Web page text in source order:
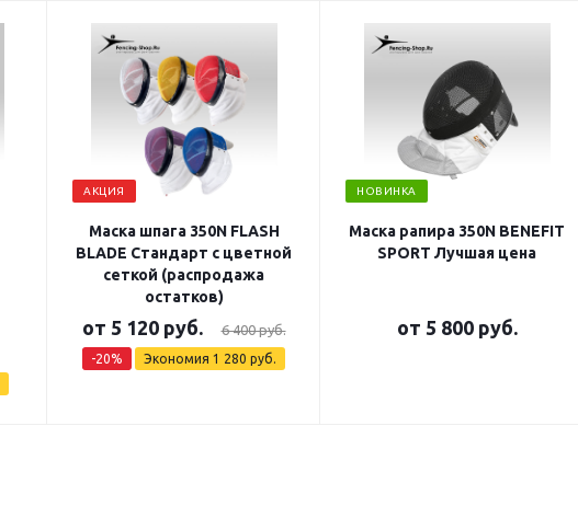
АКЦИЯ
Маска шпага 350N FLASH
BLADE Стандарт с цветной
сеткой (распродажа
остатков)
от 5 120 руб. 6 400 руб.
-20% Экономия 1 280 руб.
НОВИНКА
Маска рапира 350N BENEFIT
SPORT Лучшая цена
от 5 800 руб.